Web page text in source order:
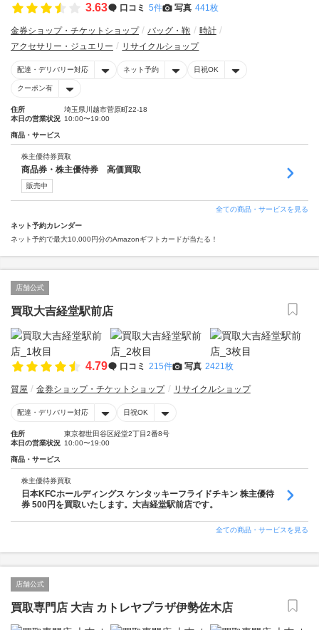
3.63 口コミ 5件 写真 441枚
金券ショップ・チケットショップ バッグ・鞄
時計
アクセサリー・ジュエリー
リサイクルショップ
配達・デリバリー対応 ネット予約 日祝OK
クーポン有
住所
埼玉県川越市菅原町22-18
本日の営業状況 10:00〜19:00
商品・サービス
株主優待券買取
商品券・株主優待券 高価買取
販売中
全ての商品・サービスを見る
ネット予約カレンダー
ネット予約で最大10,000円分のAmazonギフトカードが当たる！
店舗公式
買取大吉経堂駅前店
4.79 口コミ 215件 写真 2421枚
質屋 金券ショップ・チケットショップ リサイクルショップ
配達・デリバリー対応 日祝OK
住所
東京都世田谷区経堂2丁目2番8号
本日の営業状況 10:00〜19:00
商品・サービス
株主優待券買取
日本KFCホールディングス ケンタッキーフライドチキン 株主優待
券 500円を買取いたします。大吉経堂駅前店です。
全ての商品・サービスを見る
店舗公式
買取専門店 大吉 カトレヤプラザ伊勢佐木店